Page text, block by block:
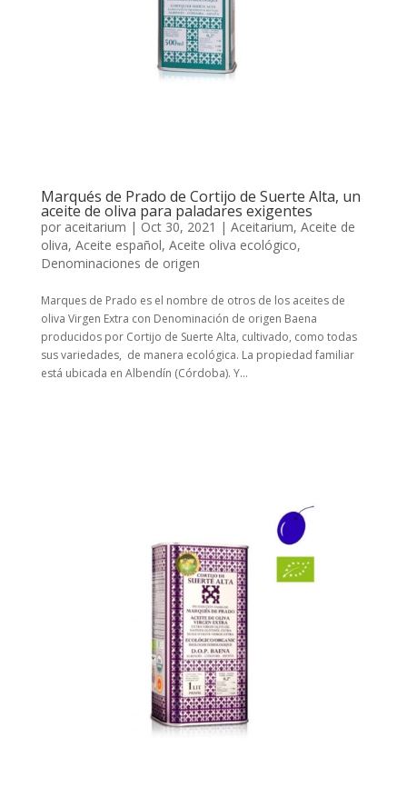
Marqués de Prado de Cortijo de Suerte Alta, un
aceite de oliva para paladares exigentes
por aceitarium | Oct 30, 2021 | Aceitarium, Aceite de
oliva, Aceite español, Aceite oliva ecológico,
Denominaciones de origen
Marques de Prado es el nombre de otros de los aceites de
oliva Virgen Extra con Denominación de origen Baena
producidos por Cortijo de Suerte Alta, cultivado, como todas
sus variedades, de manera ecológica. La propiedad familiar
está ubicada en Albendín (Córdoba). Y...